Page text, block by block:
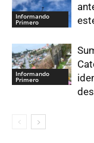
Informando
Primero
Informando
Primero